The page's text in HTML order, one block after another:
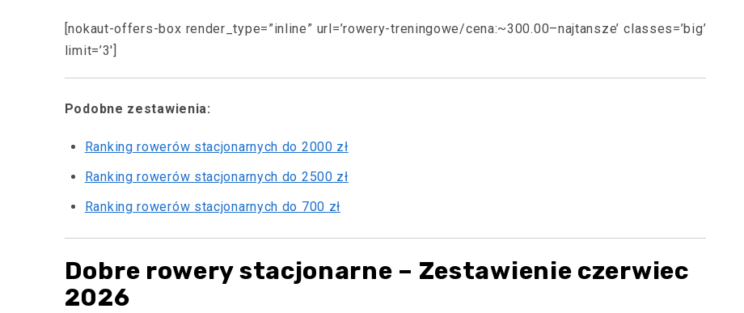
[nokaut-offers-box render_type=”inline” url=’rowery-treningowe/cena:~300.00–najtansze’ classes=’big’
limit=’3′]
Podobne zestawienia:
Ranking rowerów stacjonarnych do 2000 zł
Ranking rowerów stacjonarnych do 2500 zł
Ranking rowerów stacjonarnych do 700 zł
Dobre rowery stacjonarne – Zestawienie czerwiec
2026